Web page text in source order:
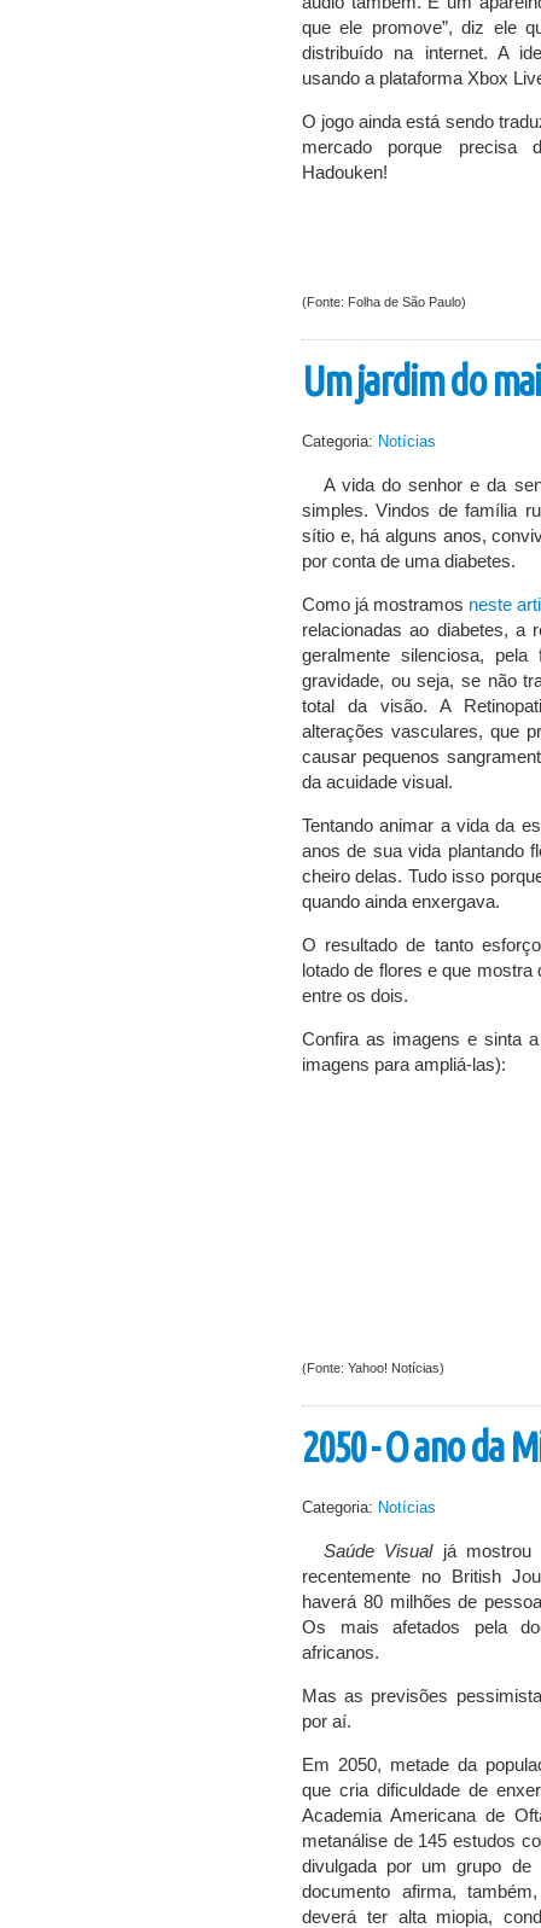
que ele promove”, diz ele
distribuído na internet. A
usando a plataforma Xbox
O jogo ainda está sendo
mercado porque precisa
Hadouken!
(Fonte: Folha de São Paulo)
Um jardim do
Categoria: Notícias
A vida do senhor e da
simples. Vindos de família
sítio e, há alguns anos,
por conta de uma diabetes.
Como já mostramos neste
relacionadas ao diabetes, a
geralmente silenciosa,
gravidade, ou seja, se não
total da visão. A
alterações vasculares, que
causar pequenos
da acuidade visual.
Tentando animar a vida da
anos de sua vida plantando
cheiro delas. Tudo isso
quando ainda enxergava.
O resultado de tanto
lotado de flores e que
entre os dois.
Confira as imagens e sinta
imagens para ampliá-las):
(Fonte: Yahoo! Notícias)
2050 - O ano da
Categoria: Notícias
Saúde Visualjá mostrou
recentemente no British
haverá 80 milhões de
Os mais afetados pela
africanos.
Mas as previsões
por aí.
Em 2050, metade da
que cria dificuldade de
Academia Americana de
metanálise de 145 estudos
divulgada por um grupo de
documento afirma,
deverá ter alta miopia,